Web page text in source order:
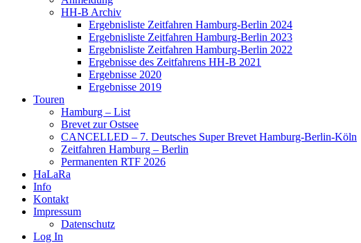
HH-B Archiv
Ergebnisliste Zeitfahren Hamburg-Berlin 2024
Ergebnisliste Zeitfahren Hamburg-Berlin 2023
Ergebnisliste Zeitfahren Hamburg-Berlin 2022
Ergebnisse des Zeitfahrens HH-B 2021
Ergebnisse 2020
Ergebnisse 2019
Touren
Hamburg – List
Brevet zur Ostsee
CANCELLED – 7. Deutsches Super Brevet Hamburg-Berlin-Köln
Zeitfahren Hamburg – Berlin
Permanenten RTF 2026
HaLaRa
Info
Kontakt
Impressum
Datenschutz
Log In